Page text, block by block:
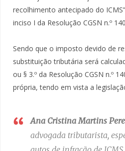
recolhimento antecipado do
inciso I da Resolução CGSN n.º
Sendo que o imposto devido de
substituição tributária será
ou § 3.º da Resolução CGSN n.º
própria, tendo em vista a
Ana Cristina Martins
advogada tributarista,